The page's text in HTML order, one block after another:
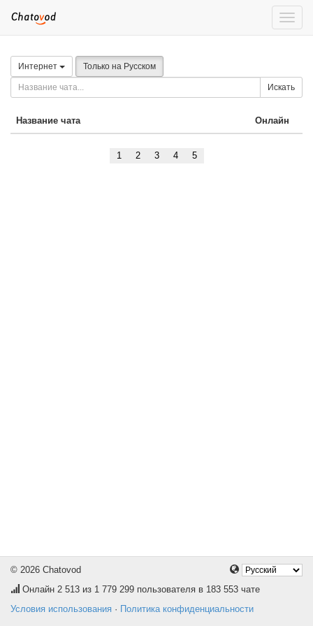
Toggle
Интернет Только на Русском
Искать
Название чата Онлайн
1 2 3 4 5
© 2026 Chatovod
Онлайн 2 513 из 1 779 299 пользователя в 183 553 чате
Условия использования · Политика конфиденциальности